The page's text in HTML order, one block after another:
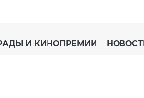
И КИНОПРЕМИИ